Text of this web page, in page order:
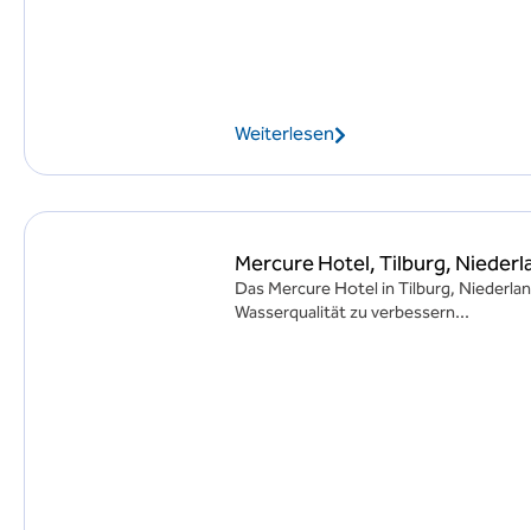
Weiterlesen
Mercure Hotel, Tilburg,
Das Mercure Hotel in Tilburg,
Wasserqualität zu verbessern...